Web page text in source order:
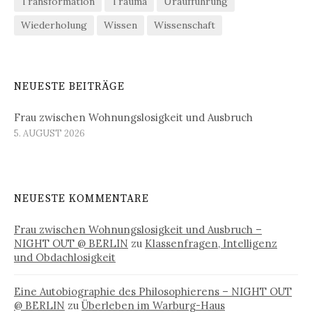
Wiederholung
Wissen Wissenschaft
NEUESTE BEITRÄGE
Frau zwischen Wohnungslosigkeit und Ausbruch
5. AUGUST 2026
NEUESTE KOMMENTARE
Frau zwischen Wohnungslosigkeit und Ausbruch –
NIGHT OUT @ BERLIN zu Klassenfragen, Intelligenz
und Obdachlosigkeit
Eine Autobiographie des Philosophierens – NIGHT OUT
@ BERLIN zu Überleben im Warburg-Haus